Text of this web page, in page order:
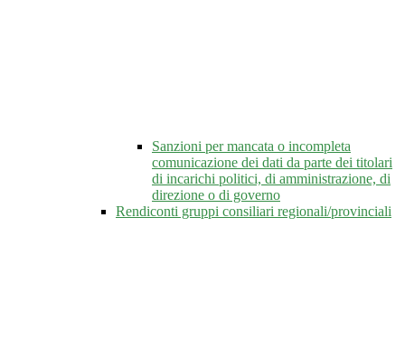
Sanzioni per mancata o incompleta
comunicazione dei dati da parte dei titolari
di incarichi politici, di amministrazione, di
direzione o di governo
Rendiconti gruppi consiliari regionali/provinciali